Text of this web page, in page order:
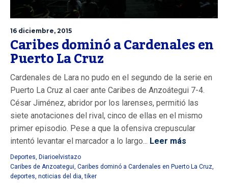
16 diciembre, 2015
Caribes dominó a Cardenales en
Puerto La Cruz
Cardenales de Lara no pudo en el segundo de la serie en
Puerto La Cruz al caer ante Caribes de Anzoátegui 7-4.
César Jiménez, abridor por los larenses, permitió las
siete anotaciones del rival, cinco de ellas en el mismo
primer episodio. Pese a que la ofensiva crepuscular
intentó levantar el marcador a lo largo... Leer más
Deportes, Diarioelvistazo
Caribes de Anzoategui, Caribes dominó a Cardenales en Puerto La Cruz,
deportes, noticias del dia,tiker